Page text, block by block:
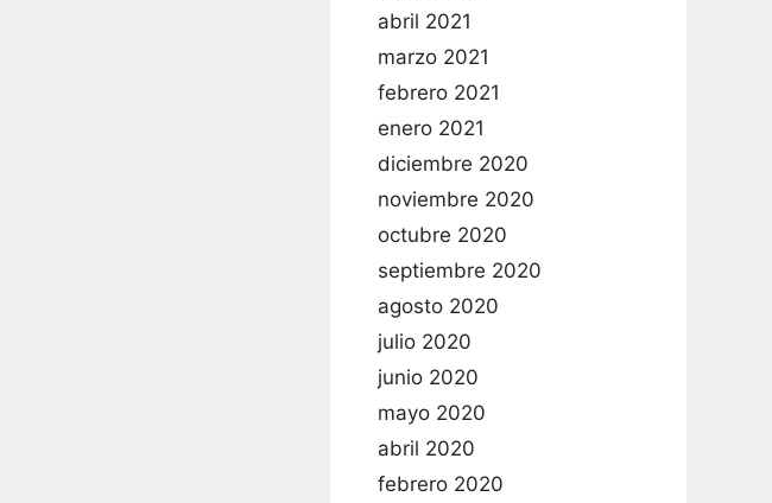
abril 2021
marzo 2021
febrero 2021
enero 2021
diciembre 2020
noviembre 2020
octubre 2020
septiembre 2020
agosto 2020
julio 2020
junio 2020
mayo 2020
abril 2020
febrero 2020